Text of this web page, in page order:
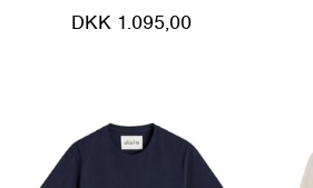
DKK 1.095,00